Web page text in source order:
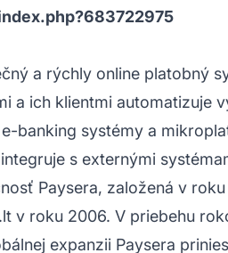
a rýchly online platobný
a ich klientmi automatizuje
banking systémy a
s externými
Paysera, založená v
v roku 2006. V priebehu
expanzii Paysera